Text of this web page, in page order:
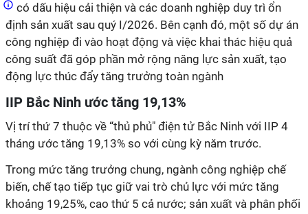
có dấu hiệu cải thiện và các doanh nghiệp duy trì ổn
định sản xuất sau quý I/2026. Bên cạnh đó, một số dự án
công nghiệp đi vào hoạt động và việc khai thác hiệu quả
công suất đã góp phần mở rộng năng lực sản xuất, tạo
động lực thúc đẩy tăng trưởng toàn ngành
IIP Bắc Ninh ước tăng 19,13%
Vị trí thứ 7 thuộc về “thủ phủ" điện tử Bắc Ninh với IIP 4
tháng ước tăng 19,13% so với cùng kỳ năm trước.
Trong mức tăng trưởng chung, ngành công nghiệp chế
biến, chế tạo tiếp tục giữ vai trò chủ lực với mức tăng
khoảng 19,25%, cao thứ 5 cả nước; sản xuất và phân phối